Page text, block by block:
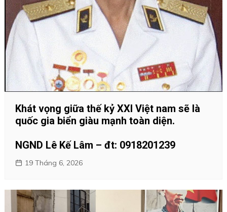
Khát vọng giữa thế kỷ XXI Việt nam sẽ là
quốc gia biển giàu mạnh toàn diện.
NGND Lê Kế Lâm – đt: 0918201239
19 Tháng 6, 2026